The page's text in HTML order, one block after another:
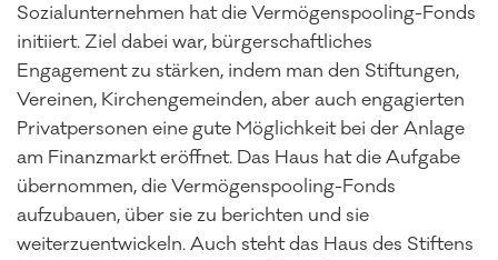
Sozialunternehmen hat die Vermögenspooling-Fonds
initiiert. Ziel dabei war, bürgerschaftliches
Engagement zu stärken, indem man den Stiftungen,
Vereinen, Kirchengemeinden, aber auch engagierten
Privatpersonen eine gute Möglichkeit bei der Anlage
am Finanzmarkt eröffnet. Das Haus hat die Aufgabe
übernommen, die Vermögenspooling-Fonds
aufzubauen, über sie zu berichten und sie
weiterzuentwickeln. Auch steht das Haus des Stiftens